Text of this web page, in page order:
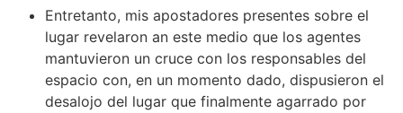
Entretanto, mis apostadores presentes sobre el
lugar revelaron an este medio que los agentes
mantuvieron un cruce con los responsables del
espacio con, en un momento dado, dispusieron el
desalojo del lugar que finalmente agarrado por